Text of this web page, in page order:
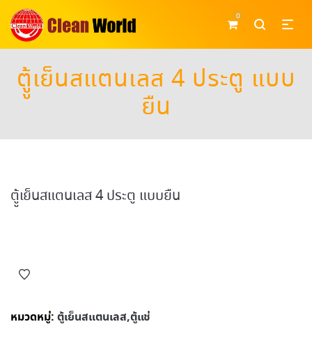
0
ตูู้เย็นสแตนเลส 4 ประตู แบบ
ยืน
ตูู้เย็นสแตนเลส 4 ประตู แบบยืน
หมวดหมู่: ตู้เย็นสแตนเลส,ตู้แช่